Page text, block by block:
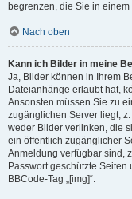
begrenzen, die Sie in
Nach oben
Kann ich Bilder in meine
Ja, Bilder können in Ihrem
Dateianhänge erlaubt hat,
Ansonsten müssen Sie zu
zugänglichen Server liegt,
weder Bilder verlinken, die
ein öffentlich zugänglicher
Anmeldung verfügbar sind,
Passwort geschützte
BBCode-Tag „[img]“.